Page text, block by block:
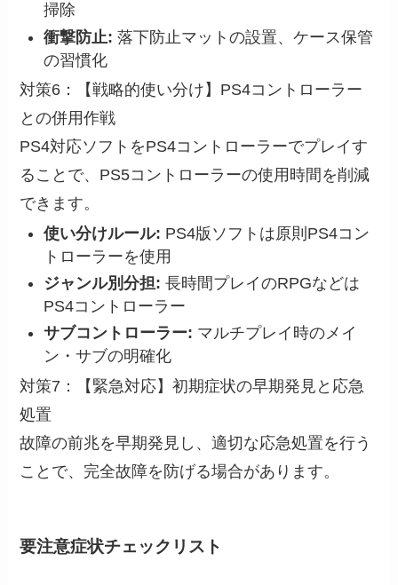
掃除
衝撃防止: 落下防止マットの設置、ケース保管
の習慣化
対策6：【戦略的使い分け】PS4コントローラー
との併用作戦
PS4対応ソフトをPS4コントローラーでプレイす
ることで、PS5コントローラーの使用時間を削減
できます。
使い分けルール: PS4版ソフトは原則PS4コン
トローラーを使用
ジャンル別分担: 長時間プレイのRPGなどは
PS4コントローラー
サブコントローラー: マルチプレイ時のメイ
ン・サブの明確化
対策7：【緊急対応】初期症状の早期発見と応急
処置
故障の前兆を早期発見し、適切な応急処置を行う
ことで、完全故障を防げる場合があります。
要注意症状チェックリスト